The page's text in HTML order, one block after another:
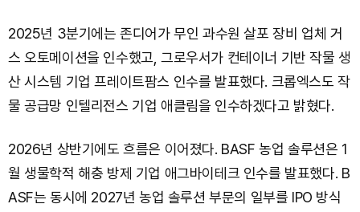
2025년 3분기에는 존디어가 무인 과수원 살포 장비 업체 거
스 오토메이션을 인수했고, 그로우서가 컨테이너 기반 작물 생
산 시스템 기업 프레이트팜스 인수를 발표했다. 크롭엑스도 작
물 공급망 인텔리전스 기업 애클림을 인수하겠다고 밝혔다.
2026년 상반기에도 흐름은 이어졌다. BASF 농업 솔루션은 1
월 생물학적 해충 방제 기업 애그바이테크 인수를 발표했다. B
ASF는 동시에 2027년 농업 솔루션 부문의 일부를 IPO 방식